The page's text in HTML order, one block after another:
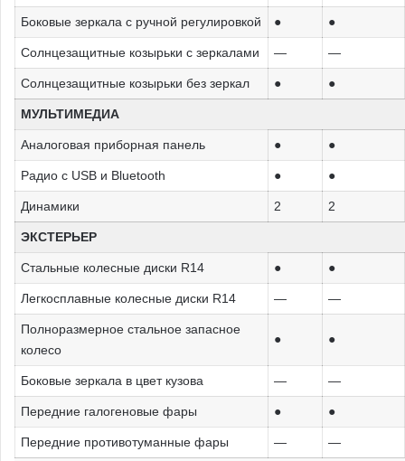
Боковые зеркала с ручной регулировкой ● ●
Солнцезащитные козырьки с зеркалами — —
Солнцезащитные козырьки без зеркал ● ●
МУЛЬТИМЕДИА
Аналоговая приборная панель ● ●
Радио с USB и Bluetooth ● ●
Динамики 2 2
ЭКСТЕРЬЕР
Стальные колесные диски R14 ● ●
Легкосплавные колесные диски R14 — —
Полноразмерное стальное запасное
колесо
● ●
Боковые зеркала в цвет кузова — —
Передние галогеновые фары ● ●
Передние противотуманные фары — —